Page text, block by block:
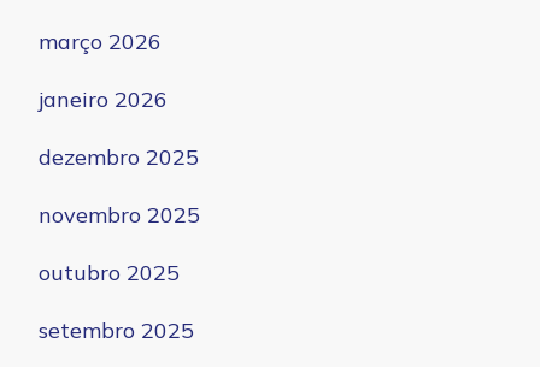
março 2026
janeiro 2026
dezembro 2025
novembro 2025
outubro 2025
setembro 2025